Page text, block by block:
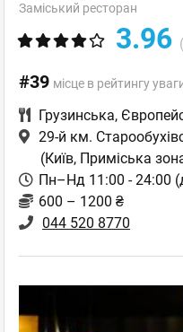
Заміський ресторан
3.96
#39 місце в рейтингу
Грузинська,
29-й км.
(Київ, Приміська
Пн–Нд 11:00 - 24:00
600 – 1200 ₴
044 520 8770